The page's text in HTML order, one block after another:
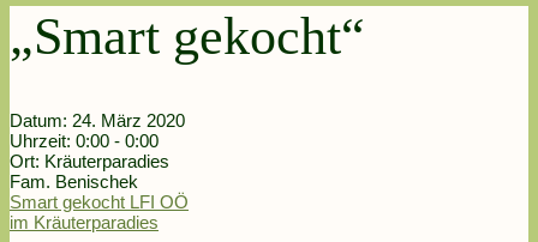
„Smart gekocht“
Datum: 24. März 2020
Uhrzeit: 0:00 - 0:00
Ort: Kräuterparadies
Fam. Benischek
Smart gekocht LFI OÖ
im Kräuterparadies